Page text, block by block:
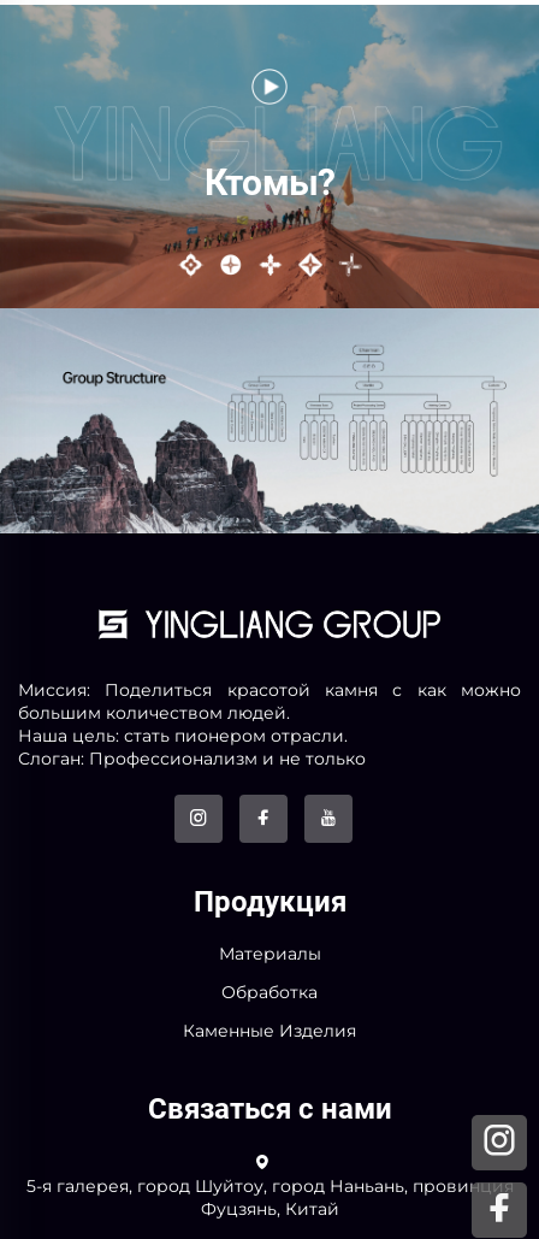
Кто мы?
Миссия: Поделиться красотой камня с как можно
большим количеством людей.
Наша цель: стать пионером отрасли.
Слоган: Профессионализм и не только
Продукция
Материалы
Обработка
Каменные Изделия
Связаться с нами
5-я галерея, город Шуйтоу, город Наньань, провинция
Фуцзянь, Китай